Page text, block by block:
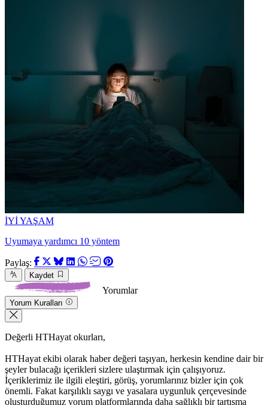
İYİ YAŞAM
Uyumaya yardımcı 10 yöntem
Paylaş:
Kaydet
Yorumlar
Yorum Kuralları
Değerli HTHayat okurları,
HTHayat ekibi olarak haber değeri taşıyan, herkesin kendine dair bir
şeyler bulacağı içerikleri sizlere ulaştırmak için çalışıyoruz.
İçeriklerimiz ile ilgili eleştiri, görüş, yorumlarınız bizler için çok
önemli. Fakat karşılıklı saygı ve yasalara uygunluk çerçevesinde
oluşturduğumuz yorum platformlarında daha sağlıklı bir tartışma